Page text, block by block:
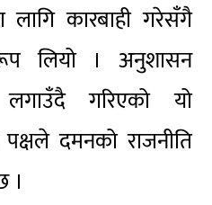
लागि कारबाही गरेसँगै
लियो । अनुशासन
गरिएको यो
दमनको राजनीति
।